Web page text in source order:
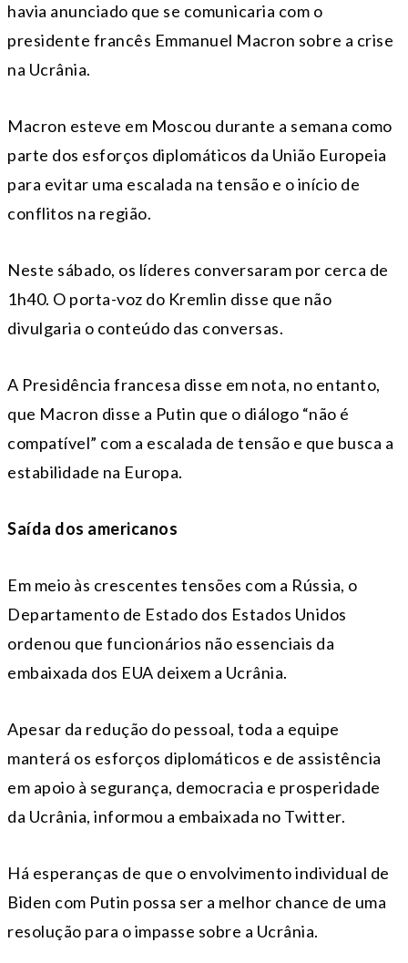
havia anunciado que se comunicaria com o
presidente francês Emmanuel Macron sobre a crise
na Ucrânia.
Macron esteve em Moscou durante a semana como
parte dos esforços diplomáticos da União Europeia
para evitar uma escalada na tensão e o início de
conflitos na região.
Neste sábado, os líderes conversaram por cerca de
1h40. O porta-voz do Kremlin disse que não
divulgaria o conteúdo das conversas.
A Presidência francesa disse em nota, no entanto,
que Macron disse a Putin que o diálogo “não é
compatível” com a escalada de tensão e que busca a
estabilidade na Europa.
Saída dos americanos
Em meio às crescentes tensões com a Rússia, o
Departamento de Estado dos Estados Unidos
ordenou que funcionários não essenciais da
embaixada dos EUA deixem a Ucrânia.
Apesar da redução do pessoal, toda a equipe
manterá os esforços diplomáticos e de assistência ​​​​
em apoio à segurança, democracia e prosperidade
da Ucrânia, informou a embaixada no Twitter.
Há esperanças de que o envolvimento individual de
Biden com Putin possa ser a melhor chance de uma
resolução para o impasse sobre a Ucrânia.